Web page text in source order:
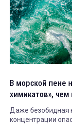
В морской пене
химикатов»,
Даже безобидная
концентрации